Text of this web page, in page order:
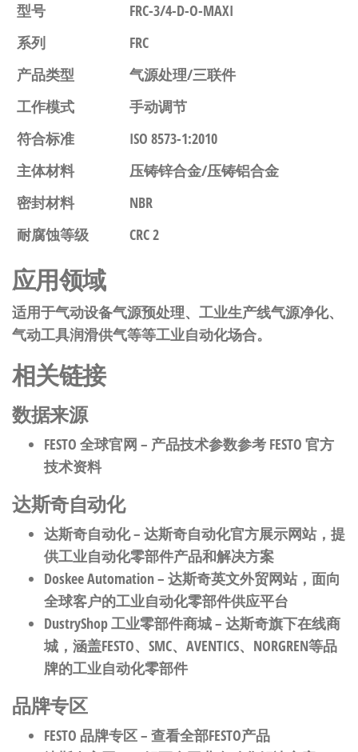
型号
FRC-3/4-D-O-MAXI
系列
FRC
产品类型
气源处理/三联件
工作模式
手动调节
符合标准
ISO 8573-1:2010
主体材料
压铸锌合金/压铸铝合金
密封材料
NBR
耐腐蚀等级
CRC 2
应用领域
适用于气动设备气源预处理、工业生产线气源净化、
气动工具润滑供气等等工业自动化场合。
相关链接
数据来源
FESTO 全球官网 – 产品技术参数参考 FESTO 官方
技术资料
达斯奇自动化
达斯奇自动化– 达斯奇自动化官方展示网站，提
供工业自动化零部件产品和解决方案
Doskee Automation– 达斯奇英文外贸网站，面向
全球客户的工业自动化零部件供应平台
DustryShop 工业零部件商城– 达斯奇旗下在线商
城，涵盖FESTO、SMC、AVENTICS、NORGREN等品
牌的工业自动化零部件
品牌专区
FESTO 品牌专区– 查看全部FESTO产品